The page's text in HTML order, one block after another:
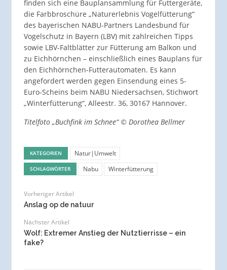
finden sich eine Bauplansammlung für Futtergeräte,
die Farbbroschüre „Naturerlebnis Vogelfütterung“
des bayerischen NABU-Partners Landesbund für
Vogelschutz in Bayern (LBV) mit zahlreichen Tipps
sowie LBV-Faltblätter zur Fütterung am Balkon und
zu Eichhörnchen – einschließlich eines Bauplans für
den Eichhörnchen-Futterautomaten. Es kann
angefordert werden gegen Einsendung eines 5-
Euro-Scheins beim NABU Niedersachsen, Stichwort
„Winterfütterung“, Alleestr. 36, 30167 Hannover.
Titelfoto „Buchfink im Schnee“ © Dorothea Bellmer
KATEGORIEN Natur|Umwelt
SCHLAGWÖRTER Nabu Winterfütterung
Vorheriger Artikel
Anslag op de natuur
Nächster Artikel
Wolf: Extremer Anstieg der Nutztierrisse – ein
fake?